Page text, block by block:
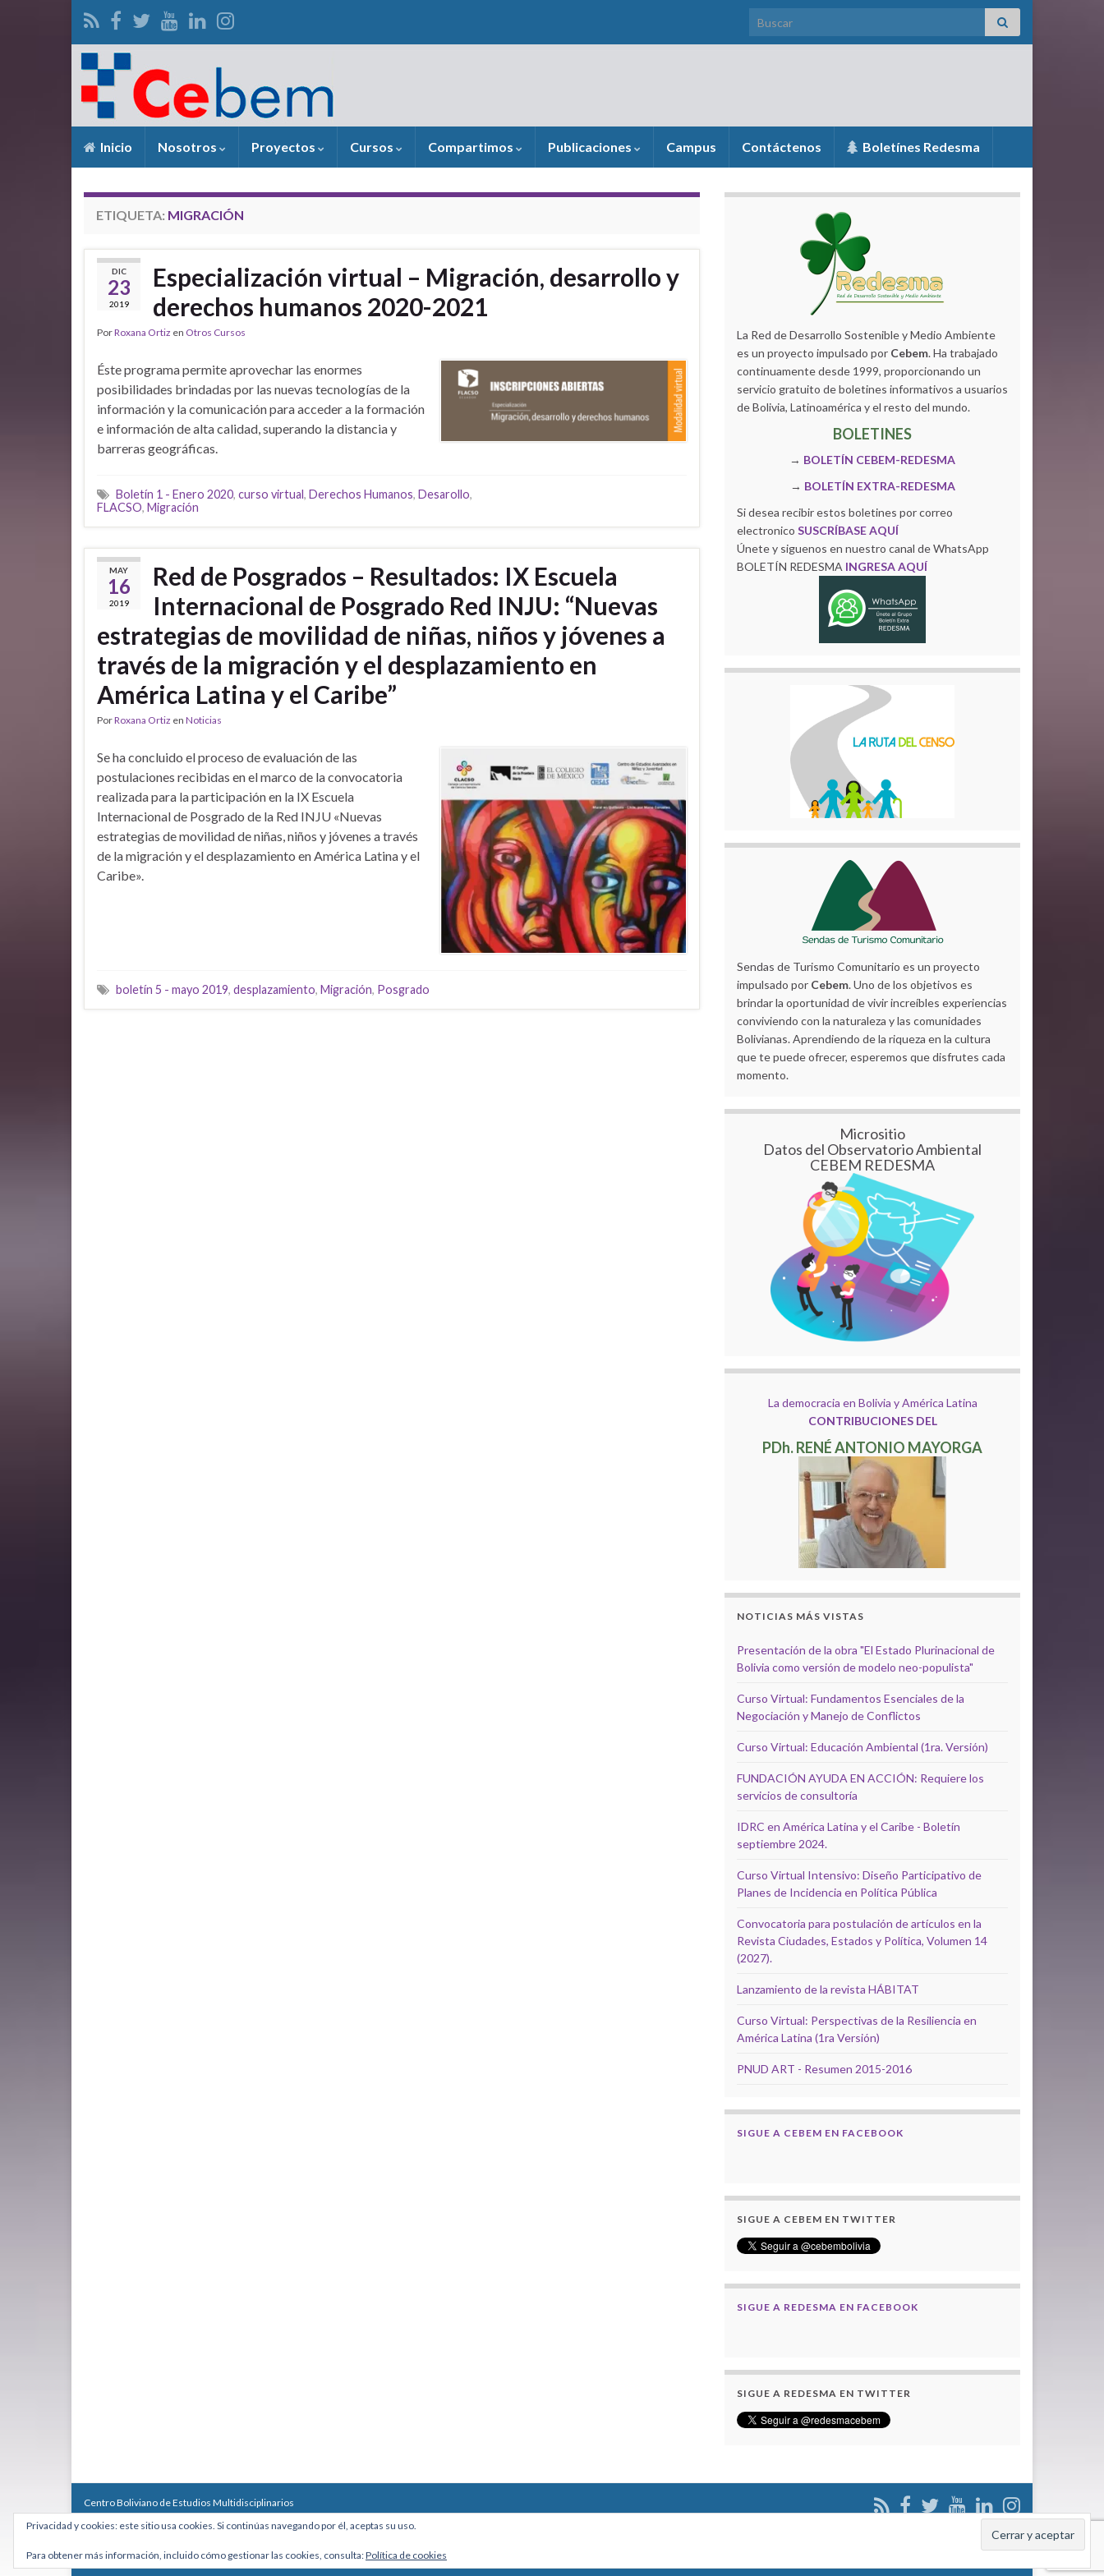
Search for:
Inicio Nosotros Proyectos Cursos Compartimos Publicaciones Campus Contáctenos Boletínes Redesma
ETIQUETA: MIGRACIÓN
DIC
23
2019
Especialización virtual – Migración, desarrollo y
derechos humanos 2020-2021
PorRoxana Ortiz en Otros Cursos
Éste programa permite aprovechar las enormes
posibilidades brindadas por las nuevas tecnologías de la
información y la comunicación para acceder a la formación
e información de alta calidad, superando la distancia y
barreras geográficas.
Boletín 1 - Enero 2020, curso virtual, Derechos Humanos, Desarollo,
FLACSO, Migración
MAY
16
2019
Red de Posgrados – Resultados: IX Escuela
Internacional de Posgrado Red INJU: “Nuevas
estrategias de movilidad de niñas, niños y jóvenes a
través de la migración y el desplazamiento en
América Latina y el Caribe”
PorRoxana Ortiz en Noticias
Se ha concluido el proceso de evaluación de las
postulaciones recibidas en el marco de la convocatoria
realizada para la participación en la IX Escuela
Internacional de Posgrado de la Red INJU «Nuevas
estrategias de movilidad de niñas, niños y jóvenes a través
de la migración y el desplazamiento en América Latina y el
Caribe».
boletín 5 - mayo 2019, desplazamiento, Migración, Posgrado
La Red de Desarrollo Sostenible y Medio Ambiente
es un proyecto impulsado por Cebem. Ha trabajado
continuamente desde 1999, proporcionando un
servicio gratuito de boletines informativos a usuarios
de Bolivia, Latinoamérica y el resto del mundo.
BOLETINES
→ BOLETÍN CEBEM-REDESMA
→ BOLETÍN EXTRA-REDESMA
Si desea recibir estos boletines por correo
electronico SUSCRÍBASE AQUÍ
Únete y siguenos en nuestro canal de WhatsApp
BOLETÍN REDESMA INGRESA AQUÍ
Sendas de Turismo Comunitario es un proyecto
impulsado por Cebem. Uno de los objetivos es
brindar la oportunidad de vivir increíbles experiencias
conviviendo con la naturaleza y las comunidades
Bolivianas. Aprendiendo de la riqueza en la cultura
que te puede ofrecer, esperemos que disfrutes cada
momento.
Micrositio
Datos del Observatorio Ambiental
CEBEM REDESMA
La democracia en Bolivia y América Latina
CONTRIBUCIONES DEL
PDh. RENÉ ANTONIO MAYORGA
NOTICIAS MÁS VISTAS
Presentación de la obra "El Estado Plurinacional de
Bolivia como versión de modelo neo-populista"
Curso Virtual: Fundamentos Esenciales de la
Negociación y Manejo de Conflictos
Curso Virtual: Educación Ambiental (1ra. Versión)
FUNDACIÓN AYUDA EN ACCIÓN: Requiere los
servicios de consultoría
IDRC en América Latina y el Caribe - Boletín
septiembre 2024.
Curso Virtual Intensivo: Diseño Participativo de
Planes de Incidencia en Política Pública
Convocatoria para postulación de artículos en la
Revista Ciudades, Estados y Política, Volumen 14
(2027).
Lanzamiento de la revista HÁBITAT
Curso Virtual: Perspectivas de la Resiliencia en
América Latina (1ra Versión)
PNUD ART - Resumen 2015-2016
SIGUE A CEBEM EN FACEBOOK
SIGUE A CEBEM EN TWITTER
SIGUE A REDESMA EN FACEBOOK
SIGUE A REDESMA EN TWITTER
Centro Boliviano de Estudios Multidisciplinarios
Calle Macario Pinilla # 2588 esq. Av. Arce, Edificio Arcadia, Mezzanine, Of. 101 - La Paz, Bolivia
Teléfono: +591 2431818 - Celular: +591 73027636
Hecho con
por Graphene Themes.
Privacidad y cookies: este sitio usa cookies. Si continúas navegando por él, aceptas su uso.
Para obtener más información, incluido cómo gestionar las cookies, consulta:Política de cookies